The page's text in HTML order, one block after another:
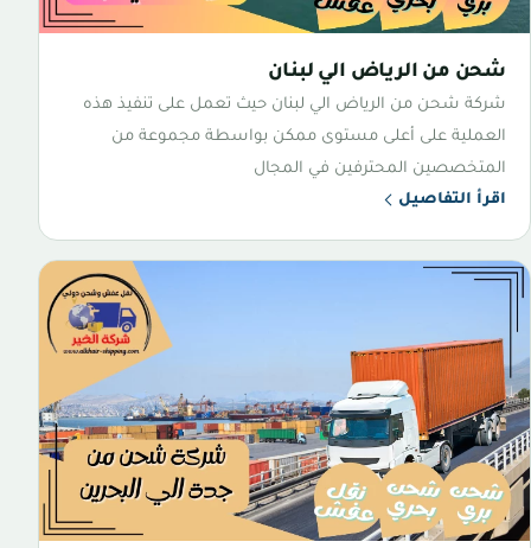
شحن من الرياض الي لبنان
شركة شحن من الرياض الي لبنان حيث تعمل على تنفيذ هذه
العملية على أعلى مستوى ممكن بواسطة مجموعة من
المتخصصين المحترفين في المجال
اقرأ التفاصيل